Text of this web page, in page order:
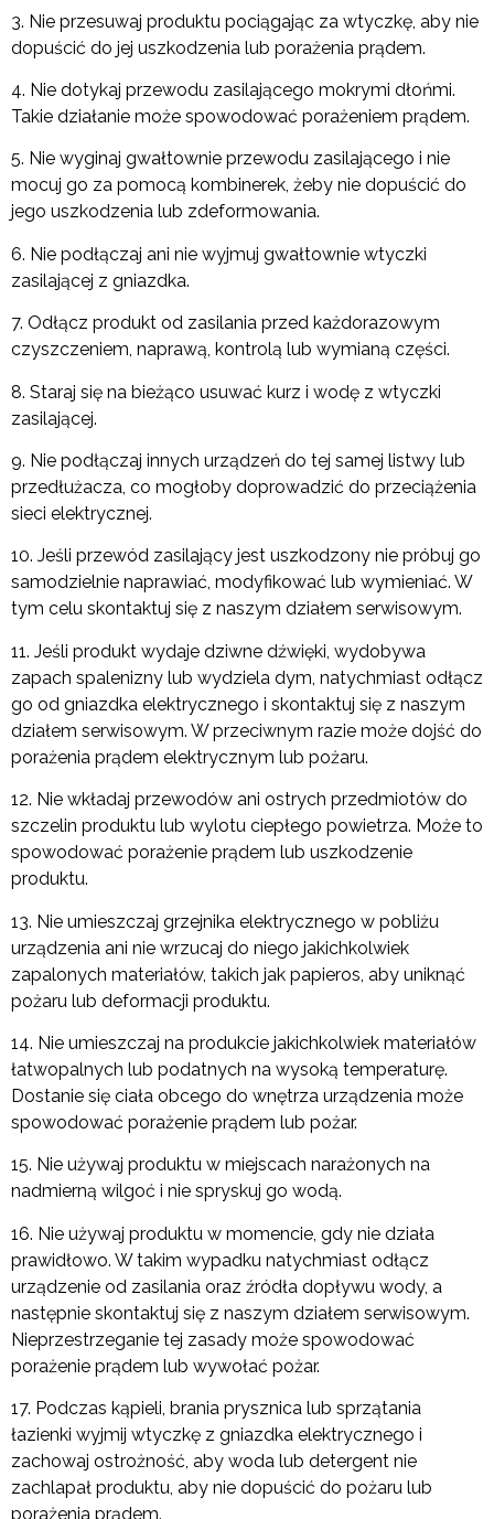
3. Nie przesuwaj produktu pociągając za wtyczkę, aby nie
dopuścić do jej uszkodzenia lub porażenia prądem.
4. Nie dotykaj przewodu zasilającego mokrymi dłońmi.
Takie działanie może spowodować porażeniem prądem.
5. Nie wyginaj gwałtownie przewodu zasilającego i nie
mocuj go za pomocą kombinerek, żeby nie dopuścić do
jego uszkodzenia lub zdeformowania.
6. Nie podłączaj ani nie wyjmuj gwałtownie wtyczki
zasilającej z gniazdka.
7. Odłącz produkt od zasilania przed każdorazowym
czyszczeniem, naprawą, kontrolą lub wymianą części.
8. Staraj się na bieżąco usuwać kurz i wodę z wtyczki
zasilającej.
9. Nie podłączaj innych urządzeń do tej samej listwy lub
przedłużacza, co mogłoby doprowadzić do przeciążenia
sieci elektrycznej.
10. Jeśli przewód zasilający jest uszkodzony nie próbuj go
samodzielnie naprawiać, modyfikować lub wymieniać. W
tym celu skontaktuj się z naszym działem serwisowym.
11. Jeśli produkt wydaje dziwne dźwięki, wydobywa
zapach spalenizny lub wydziela dym, natychmiast odłącz
go od gniazdka elektrycznego i skontaktuj się z naszym
działem serwisowym. W przeciwnym razie może dojść do
porażenia prądem elektrycznym lub pożaru.
12. Nie wkładaj przewodów ani ostrych przedmiotów do
szczelin produktu lub wylotu ciepłego powietrza. Może to
spowodować porażenie prądem lub uszkodzenie
produktu.
13. Nie umieszczaj grzejnika elektrycznego w pobliżu
urządzenia ani nie wrzucaj do niego jakichkolwiek
zapalonych materiałów, takich jak papieros, aby uniknąć
pożaru lub deformacji produktu.
14. Nie umieszczaj na produkcie jakichkolwiek materiałów
łatwopalnych lub podatnych na wysoką temperaturę.
Dostanie się ciała obcego do wnętrza urządzenia może
spowodować porażenie prądem lub pożar.
15. Nie używaj produktu w miejscach narażonych na
nadmierną wilgoć i nie spryskuj go wodą.
16. Nie używaj produktu w momencie, gdy nie działa
prawidłowo. W takim wypadku natychmiast odłącz
urządzenie od zasilania oraz źródła dopływu wody, a
następnie skontaktuj się z naszym działem serwisowym.
Nieprzestrzeganie tej zasady może spowodować
porażenie prądem lub wywołać pożar.
17. Podczas kąpieli, brania prysznica lub sprzątania
łazienki wyjmij wtyczkę z gniazdka elektrycznego i
zachowaj ostrożność, aby woda lub detergent nie
zachlapał produktu, aby nie dopuścić do pożaru lub
porażenia prądem.